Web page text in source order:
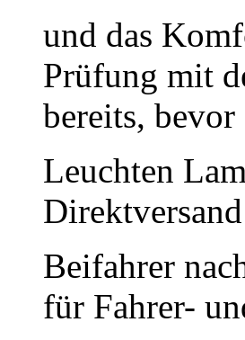
und das
Prüfung mit
bereits,
Leuchten
Direktversand
Beifahrer
für Fahrer-